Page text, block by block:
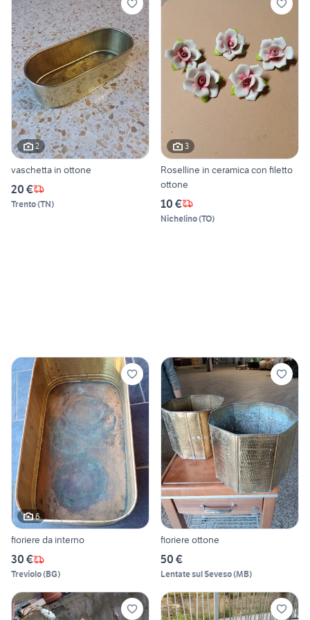
2
vaschetta in ottone
20 €
Trento(TN)
3
Roselline in ceramica con filetto
ottone
10 €
Nichelino(TO)
6
fioriere da interno
30 €
Treviolo(BG)
fioriere ottone
50 €
Lentate sul Seveso(MB)